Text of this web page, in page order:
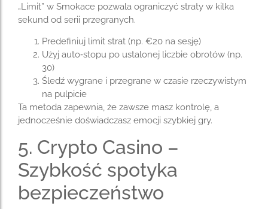
„Limit” w Smokace pozwala ograniczyć straty w kilka
sekund od serii przegranych.
Predefiniuj limit strat (np. €20 na sesję)
Użyj auto‑stopu po ustalonej liczbie obrotów (np.
30)
Śledź wygrane i przegrane w czasie rzeczywistym
na pulpicie
Ta metoda zapewnia, że zawsze masz kontrolę, a
jednocześnie doświadczasz emocji szybkiej gry.
5. Crypto Casino –
Szybkość spotyka
bezpieczeństwo